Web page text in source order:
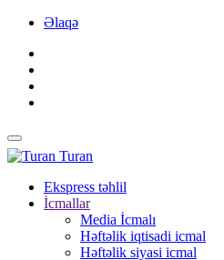
Əlaqə
Turan
Ekspress təhlil
İcmallar
Media İcmalı
Həftəlik iqtisadi icmal
Həftəlik siyasi icmal